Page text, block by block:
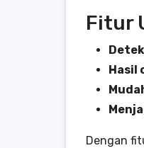
Fitur
Hasil
Dengan